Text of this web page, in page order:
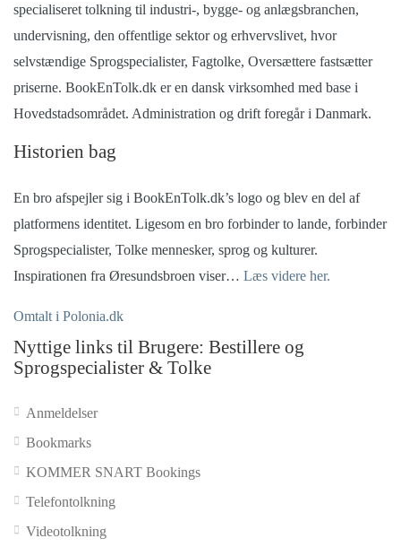
specialiseret tolkning til industri-, bygge- og anlægsbranchen,
undervisning, den offentlige sektor og erhvervslivet, hvor
selvstændige Sprogspecialister, Fagtolke, Oversættere fastsætter
priserne. BookEnTolk.dk er en dansk virksomhed med base i
Hovedstadsområdet. Administration og drift foregår i Danmark.
Historien bag
En bro afspejler sig i BookEnTolk.dk’s logo og blev en del af
platformens identitet. Ligesom en bro forbinder to lande, forbinder
Sprogspecialister, Tolke mennesker, sprog og kulturer.
Inspirationen fra Øresundsbroen viser… Læs videre her.
Omtalt i Polonia.dk
Nyttige links til Brugere: Bestillere og
Sprogspecialister & Tolke
Anmeldelser
Bookmarks
KOMMER SNART Bookings
Telefontolkning
Videotolkning